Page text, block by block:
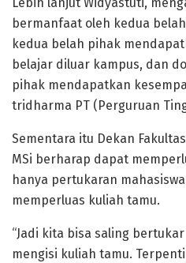
Lebih lanjut Widyastuti,
bermanfaat oleh kedua
kedua belah pihak
belajar diluar kampus, dan
pihak mendapatkan
tridharma PT (Perguruan
Sementara itu Dekan
MSi berharap dapat
hanya pertukaran
memperluas kuliah tamu.
“Jadi kita bisa saling
mengisi kuliah tamu.